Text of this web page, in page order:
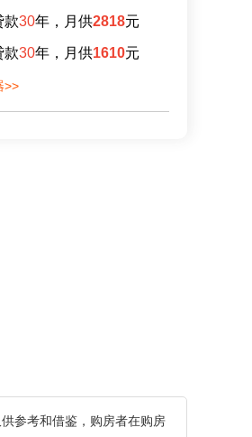
款30年，月供2818元
款30年，月供1610元
>>
参考和借鉴，购房者在购房